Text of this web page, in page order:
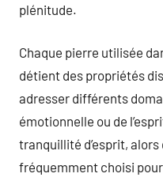
plénitude.
Chaque pierre utilisée
détient des propriétés
adresser différents
émotionnelle ou de
tranquillité d’esprit,
fréquemment choisi